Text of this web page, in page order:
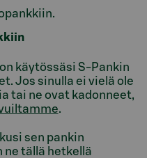
käytössäsi S-Pankin
Jos sinulla ei vielä ole
tai ne ovat kadonneet,
.
sen pankin
ne tällä hetkellä